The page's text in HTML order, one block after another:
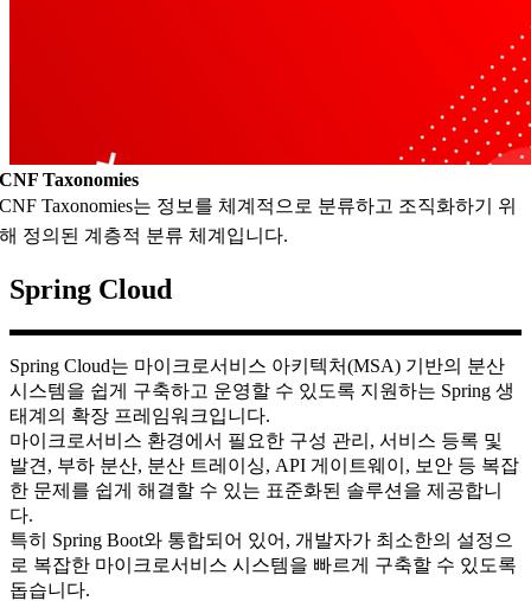
CNF Taxonomies
CNF Taxonomies는 정보를 체계적으로 분류하고 조직화하기 위
해 정의된 계층적 분류 체계입니다.
Spring Cloud
Spring Cloud는 마이크로서비스 아키텍처(MSA) 기반의 분산
시스템을 쉽게 구축하고 운영할 수 있도록 지원하는 Spring 생
태계의 확장 프레임워크입니다.
마이크로서비스 환경에서 필요한 구성 관리, 서비스 등록 및
발견, 부하 분산, 분산 트레이싱, API 게이트웨이, 보안 등 복잡
한 문제를 쉽게 해결할 수 있는 표준화된 솔루션을 제공합니
다.
특히 Spring Boot와 통합되어 있어, 개발자가 최소한의 설정으
로 복잡한 마이크로서비스 시스템을 빠르게 구축할 수 있도록
돕습니다.